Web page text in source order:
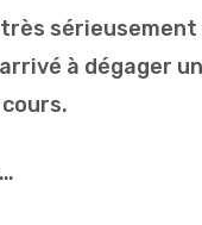
très
à dégager